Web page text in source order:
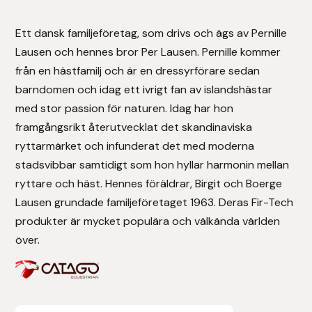
Ett dansk familjeföretag, som drivs och ägs av Pernille
Lausen och hennes bror Per Lausen. Pernille kommer
från en hästfamilj och är en dressyrförare sedan
barndomen och idag ett ivrigt fan av islandshästar
med stor passion för naturen. Idag har hon
framgångsrikt återutvecklat det skandinaviska
ryttarmärket och infunderat det med moderna
stadsvibbar samtidigt som hon hyllar harmonin mellan
ryttare och häst. Hennes föräldrar, Birgit och Boerge
Lausen grundade familjeföretaget 1963. Deras Fir-Tech
produkter är mycket populära och välkända världen
över.
Vojlockar och schabrak
Tränsdelar och tyglar
Ridjackor, kappor, västar mm
Ridskor och ridstövlar
Tävlingskavajer och blusar
Väskor, bagar, påsar mm
Bocaj
Boett
Bomber Bits
Borstiq
Bucas
Casco
Catago Equestrian